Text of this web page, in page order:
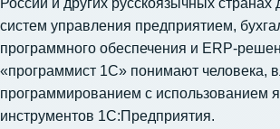
России и других русскоязычных странах
систем управления предприятием,
программного обеспечения и ERP-
«программист 1С» понимают человека,
программированием с использованием
инструментов 1С:Предприятия.